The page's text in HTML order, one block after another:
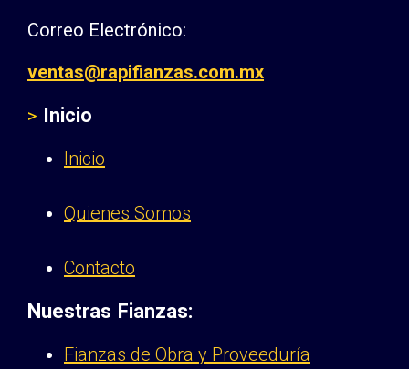
Correo Electrónico:
ventas@rapifianzas.com.mx
> Inicio
Inicio
Quienes Somos
Contacto
Nuestras Fianzas:
Fianzas de Obra y Proveeduría